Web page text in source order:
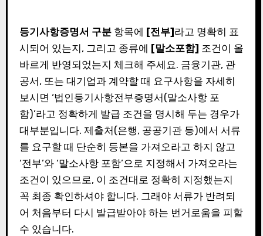
등기사항증명서 구분항목에 [전부] 라고 명확히 표
시되어 있는지, 그리고 종류에 [말소포함] 조건이 올
바르게 반영되었는지 체크해 주세요. 금융기관, 관
공서, 또는 대기업과 계약할 때 요구사항을 자세히
보시면 ‘법인등기사항전부증명서(말소사항 포
함)’라고 정확하게 발급 조건을 명시해 두는 경우가
대부분입니다. 제출처(은행, 공공기관 등)에서 서류
를 요구할 때 단순히 등본을 가져오라고 하지 않고
‘전부’와 ‘말소사항 포함’으로 지정해서 가져오라는
조건이 있으므로, 이 조건대로 정확히 지정했는지
꼭 최종 확인하셔야 합니다. 그래야 서류가 반려되
어 처음부터 다시 발급받아야 하는 번거로움을 피할
수 있습니다.